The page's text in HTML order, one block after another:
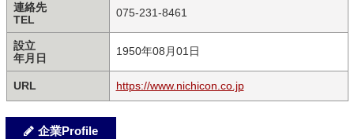
連絡先
TEL
075-231-8461
設立
年月日
1950年08月01日
URL https://www.nichicon.co.jp
企業Profile